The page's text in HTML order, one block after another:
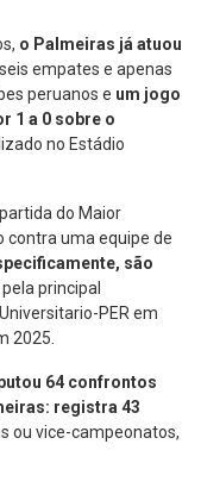
o Palmeiras já atuou
empates e apenas
peruanos e um jogo
1 a 0 sobre o
no Estádio
do Maior
contra uma equipe de
são
principal
PER em
2025.
64 confrontos
registra 43
ou vice-campeonatos,